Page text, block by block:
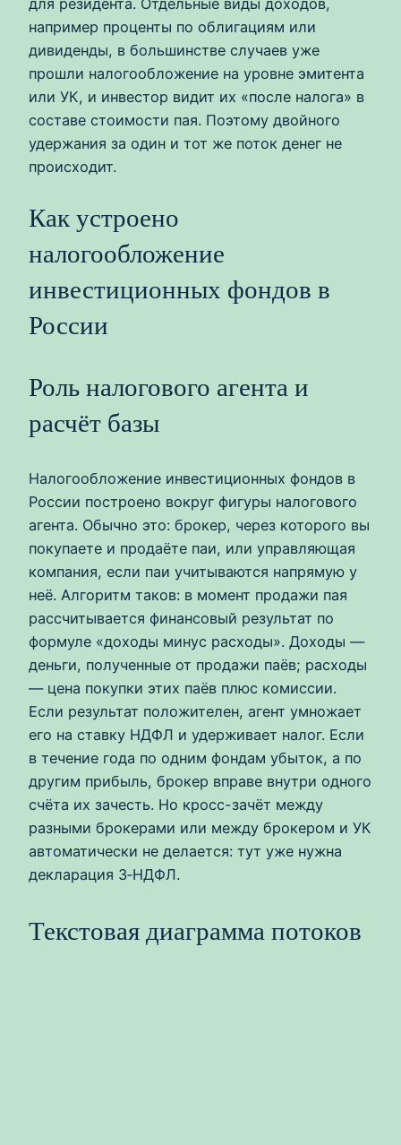
например проценты по облигациям или
дивиденды, в большинстве случаев уже
прошли налогообложение на уровне эмитента
или УК, и инвестор видит их «после налога» в
составе стоимости пая. Поэтому двойного
удержания за один и тот же поток денег не
происходит.
Как устроено
налогообложение
инвестиционных фондов в
России
Роль налогового агента и
расчёт базы
Налогообложение инвестиционных фондов в
России построено вокруг фигуры налогового
агента. Обычно это: брокер, через которого вы
покупаете и продаёте паи, или управляющая
компания, если паи учитываются напрямую у
неё. Алгоритм таков: в момент продажи пая
рассчитывается финансовый результат по
формуле «доходы минус расходы». Доходы —
деньги, полученные от продажи паёв; расходы
— цена покупки этих паёв плюс комиссии.
Если результат положителен, агент умножает
его на ставку НДФЛ и удерживает налог. Если
в течение года по одним фондам убыток, а по
другим прибыль, брокер вправе внутри одного
счёта их зачесть. Но кросс-зачёт между
разными брокерами или между брокером и УК
автоматически не делается: тут уже нужна
декларация 3‑НДФЛ.
Текстовая диаграмма потоков